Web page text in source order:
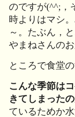
のですが(^^;，
時よりはマシ
～。たぶん，
やまねさんの
ところで食堂
こんな季節は
きてしまった
ているためか